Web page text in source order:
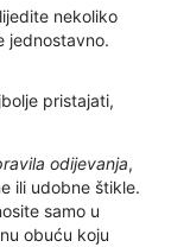
nekoliko
jednostavno.
pristajati,
odijevanja,
ili udobne štikle.
samo u
obuću koju